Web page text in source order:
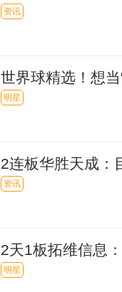
器
资讯
世界球精选！想
明星
2连板华胜天成：
资讯
2天1板拓维信息
营环境未发生重大
明星